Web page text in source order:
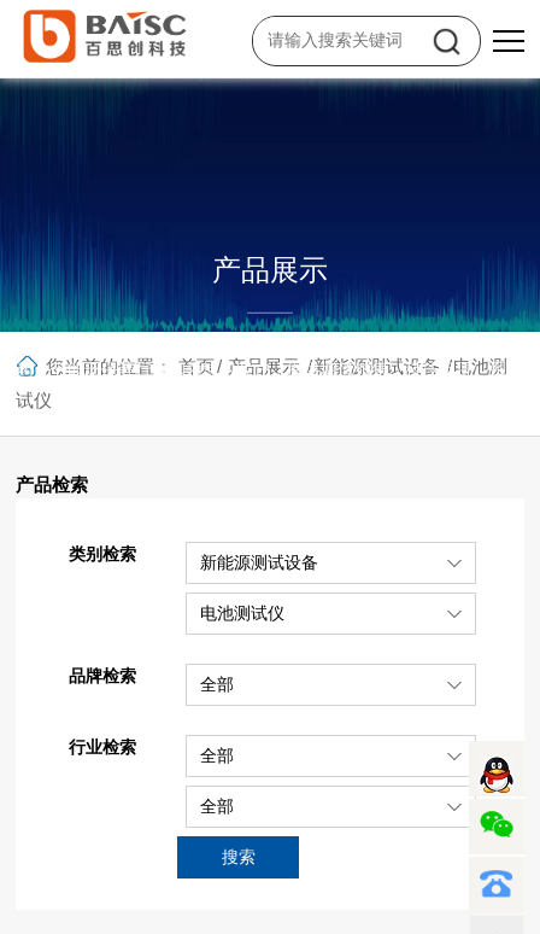
产品展示
医药、节能环保等行业和领域的客户，提供增值销售、科技租赁、系统集
您当前的位置： 首页/ 产品展示 /新能源测试设备 /电池测
试仪
产品检索
类别检索 新能源测试设备
电池测试仪
品牌检索 全部
行业检索 全部
全部
搜索